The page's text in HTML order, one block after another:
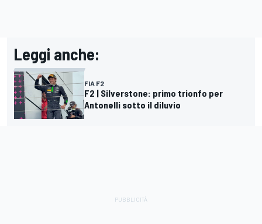
Leggi anche:
FIA F2
F2 | Silverstone: primo trionfo per
Antonelli sotto il diluvio